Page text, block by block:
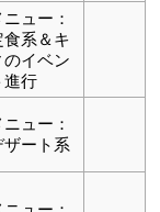
ニュー：
食系＆キ
のイベン
進行
ニュー：
ザート系